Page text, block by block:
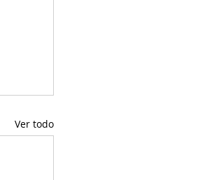
Ver todo